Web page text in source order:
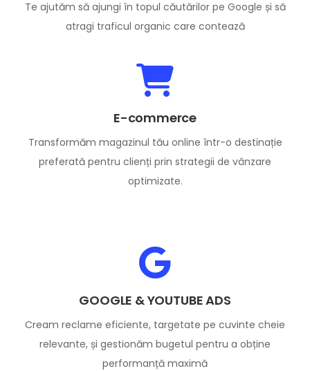
Te ajutăm să ajungi în topul căutărilor pe Google și să
atragi traficul organic care contează
E-commerce
Transformăm magazinul tău online într-o destinație
preferată pentru clienți prin strategii de vânzare
optimizate.
GOOGLE & YOUTUBE ADS
Cream reclame eficiente, targetate pe cuvinte cheie
relevante, și gestionăm bugetul pentru a obține
performanță maximă